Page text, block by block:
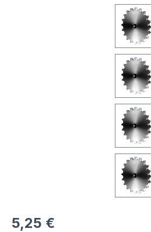
Regulärer Preis:
5,25 €